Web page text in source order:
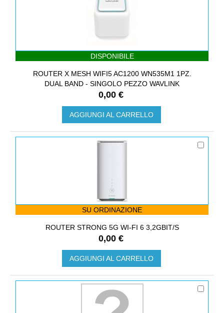
DISPONIBILE
ROUTER X MESH WIFI5 AC1200 WN535M1 1PZ.
DUAL BAND - SINGOLO PEZZO WAVLINK
0,00 €
AGGIUNGI AL CARRELLO
SU ORDINAZIONE
ROUTER STRONG 5G WI-FI 6 3,2GBIT/S
0,00 €
AGGIUNGI AL CARRELLO